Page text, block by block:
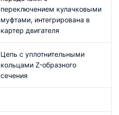
переключением кулачковыми
муфтами, интегрирована в
картер двигателя
Цепь с уплотнительными
кольцами Z-образного
сечения